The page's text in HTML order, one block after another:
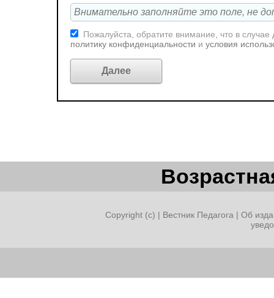
Пожалуйста, обратите внимание, что в
политику конфиденциальности и условия
Copyright (c) | Вестник Педагога | Об